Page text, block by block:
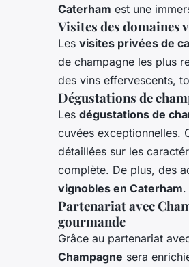
Caterham est une
Visites des domaines
Les visites privées de
de champagne les plus
des vins effervescents,
Dégustations de
Les dégustations de
cuvées exceptionnelles.
détaillées sur les
complète. De plus, des
vignobles en Caterham.
Partenariat avec
gourmande
Grâce au partenariat
Champagne sera